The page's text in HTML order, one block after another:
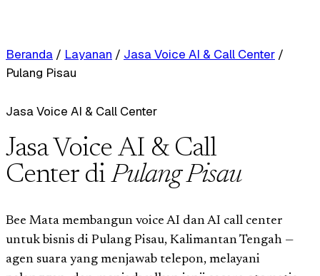
Beranda / Layanan / Jasa Voice AI & Call Center /
Pulang Pisau
Jasa Voice AI & Call Center
Jasa Voice AI & Call
Center diPulang Pisau
Bee Mata membangun voice AI dan AI call center
untuk bisnis di Pulang Pisau, Kalimantan Tengah —
agen suara yang menjawab telepon, melayani